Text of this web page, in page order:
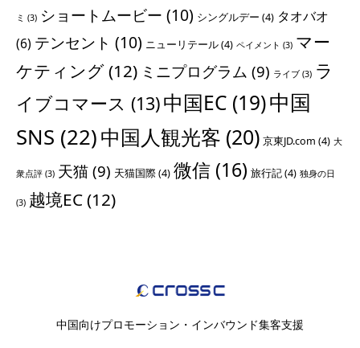
ミ (3) ショートムービー (10) シングルデー (4) タオバオ
(6) テンセント (10) ニューリテール(4) ペイメント (3) マー
ケティング(12) ミニプログラム (9) ライブ (3) ラ
イブコマース (13)中国EC (19)中国
SNS (22)中国人観光客 (20) 京東JD.com (4) 大
衆点評 (3) 天猫 (9) 天猫国際(4) 微信 (16) 旅行記(4) 独身の日
(3) 越境EC(12)
中国向けプロモーション・インバウンド集客支援